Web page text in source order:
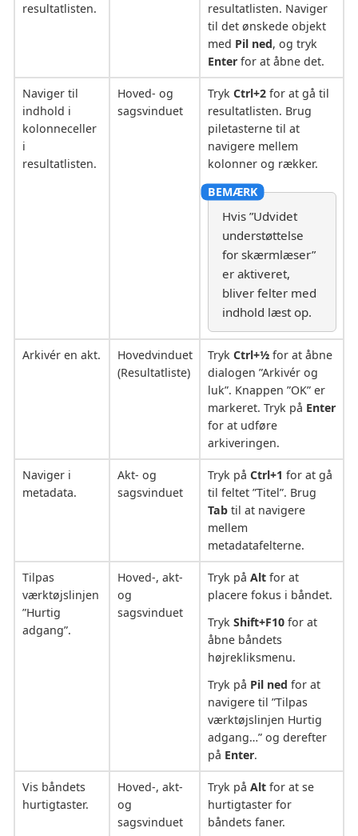
resultatlisten.
resultatlisten. Naviger
til det ønskede objekt
med Pil ned, og tryk
Enterfor at åbne det.
Naviger til
indhold i
kolonneceller
i
resultatlisten.
Hoved- og
sagsvinduet
Tryk Ctrl+2for at gå til
resultatlisten. Brug
piletasterne til at
navigere mellem
kolonner og rækker.
Hvis ”Udvidet
understøttelse
for skærmlæser”
er aktiveret,
bliver felter med
indhold læst op.
Arkivér en akt.
Hovedvinduet
(Resultatliste)
Tryk Ctrl+½for at åbne
dialogen ”Arkivér og
luk”. Knappen ”OK” er
markeret. Tryk på Enter
for at udføre
arkiveringen.
Naviger i
metadata.
Akt- og
sagsvinduet
Tryk på Ctrl+1 for at gå
til feltet ”Titel”. Brug
Tabtil at navigere
mellem
metadatafelterne.
Tilpas
værktøjslinjen
”Hurtig
adgang”.
Hoved-, akt-
og
sagsvinduet
Tryk på Altfor at
placere fokus i båndet.
Tryk Shift+F10for at
åbne båndets
højrekliksmenu.
Tryk på Pil ned for at
navigere til ”Tilpas
værktøjslinjen Hurtig
adgang…” og derefter
på Enter.
Vis båndets
hurtigtaster.
Hoved-, akt-
og
sagsvinduet
Tryk på Altfor at se
hurtigtaster for
båndets faner.